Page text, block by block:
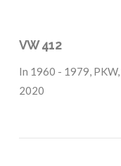
VW 412
In 1960 - 1979, PKW,
2020